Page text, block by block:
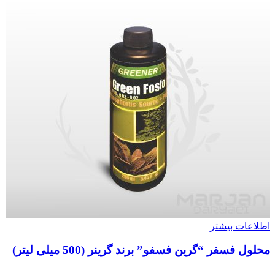
اطلاعات بیشتر
محلول فسفر “گرین فسفو” برند گرینر (500 میلی لیتر)